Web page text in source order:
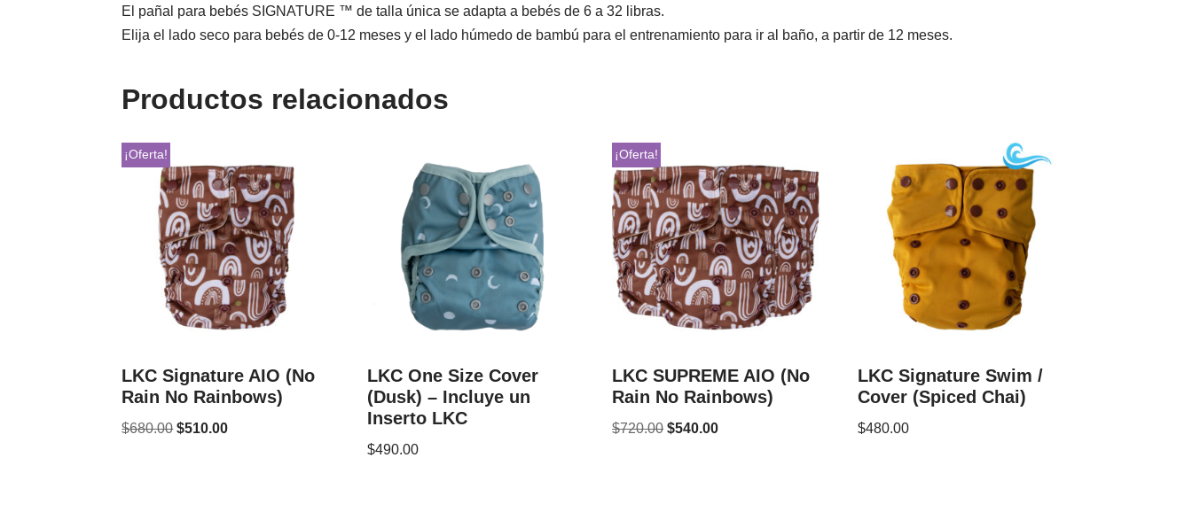
El pañal para bebés SIGNATURE ™ de talla única se adapta a bebés de 6 a 32 libras.
Elija el lado seco para bebés de 0-12 meses y el lado húmedo de bambú para el entrenamiento para ir al baño, a partir de 12 meses.
Productos relacionados
¡Oferta!
LKC Signature AIO (No
Rain No Rainbows)
$680.00 $510.00
LKC One Size Cover
(Dusk) – Incluye un
Inserto LKC
$490.00
¡Oferta!
LKC SUPREME AIO (No
Rain No Rainbows)
$720.00 $540.00
LKC Signature Swim /
Cover (Spiced Chai)
$480.00